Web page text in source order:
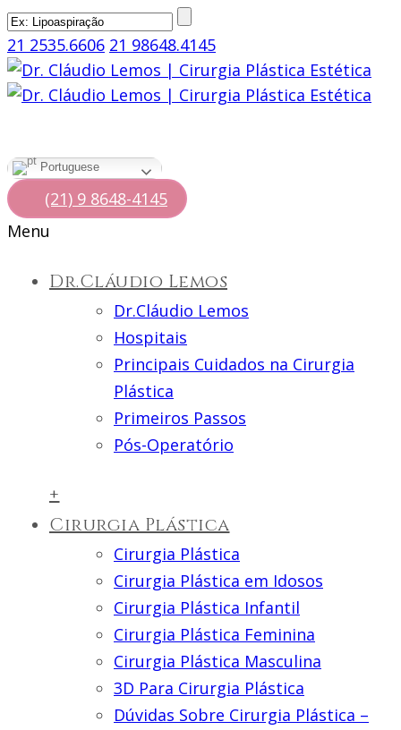
21 2535.6606 21 98648.4145
Portuguese
(21) 9 8648-4145
Menu
Dr.Cláudio Lemos
Dr.Cláudio Lemos
Hospitais
Principais Cuidados na Cirurgia
Plástica
Primeiros Passos
Pós-Operatório
+
Cirurgia Plástica
Cirurgia Plástica
Cirurgia Plástica em Idosos
Cirurgia Plástica Infantil
Cirurgia Plástica Feminina
Cirurgia Plástica Masculina
3D Para Cirurgia Plástica
Dúvidas Sobre Cirurgia Plástica –